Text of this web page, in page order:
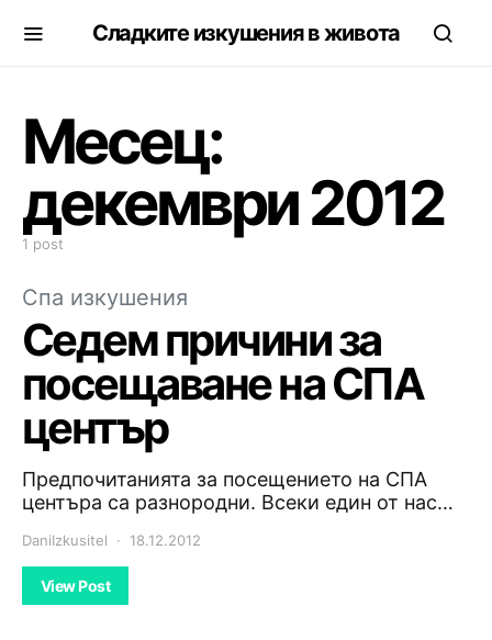
Сладките изкушения в живота
Месец:
декември 2012
1 post
Спа изкушения
Седем причини за
посещаване на СПА
център
Предпочитанията за посещението на СПА
центъра са разнородни. Всеки един от нас…
DaniIzkusitel 18.12.2012
View Post